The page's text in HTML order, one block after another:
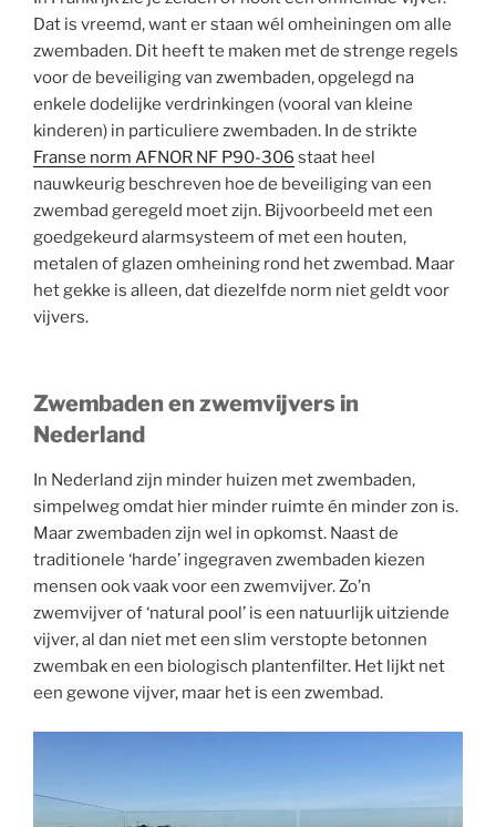
Dat is vreemd, want er staan wél omheiningen om alle
zwembaden. Dit heeft te maken met de strenge regels
voor de beveiliging van zwembaden, opgelegd na
enkele dodelijke verdrinkingen (vooral van kleine
kinderen) in particuliere zwembaden. In de strikte
Franse norm AFNOR NF P90-306 staat heel
nauwkeurig beschreven hoe de beveiliging van een
zwembad geregeld moet zijn. Bijvoorbeeld met een
goedgekeurd alarmsysteem of met een houten,
metalen of glazen omheining rond het zwembad. Maar
het gekke is alleen, dat diezelfde norm niet geldt voor
vijvers.
Zwembaden en zwemvijvers in
Nederland
In Nederland zijn minder huizen met zwembaden,
simpelweg omdat hier minder ruimte én minder zon is.
Maar zwembaden zijn wel in opkomst. Naast de
traditionele ‘harde’ ingegraven zwembaden kiezen
mensen ook vaak voor een zwemvijver. Zo’n
zwemvijver of ‘natural pool’ is een natuurlijk uitziende
vijver, al dan niet met een slim verstopte betonnen
zwembak en een biologisch plantenfilter. Het lijkt net
een gewone vijver, maar het is een zwembad.